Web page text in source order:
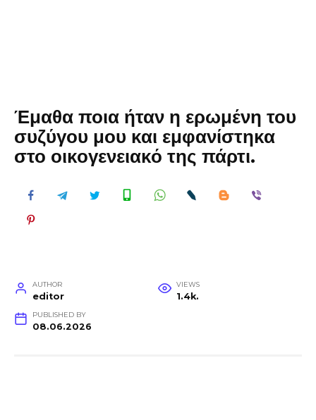
Έμαθα ποια ήταν η ερωμένη του
συζύγου μου και εμφανίστηκα
στο οικογενειακό της πάρτι.
AUTHOR
editor
VIEWS
1.4k.
PUBLISHED BY
08.06.2026